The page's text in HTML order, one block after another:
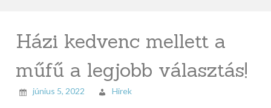
Házi kedvenc mellett a
műfű a legjobb választás!
június 5, 2022 Hirek